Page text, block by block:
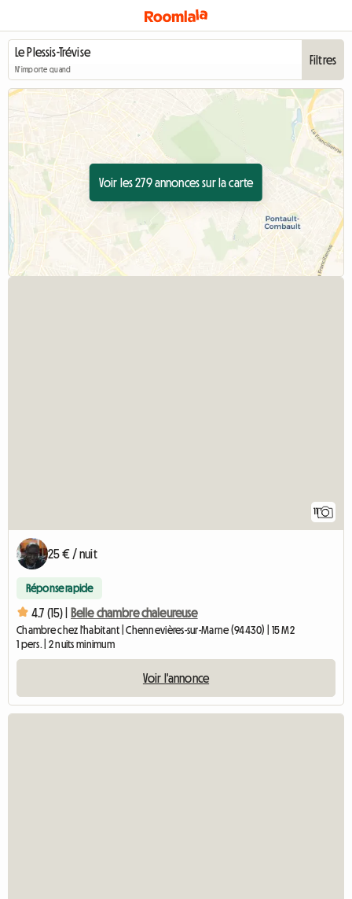
N'importe quand
Filtres
Voir les 279 annonces sur la carte
11
25 € / nuit
Réponse rapide
4.7 (15) | Belle chambre chaleureuse
Chambre chez l'habitant | Chennevières-sur-Marne (94430) | 15 M2
1 pers. | 2 nuits minimum
Voir l'annonce